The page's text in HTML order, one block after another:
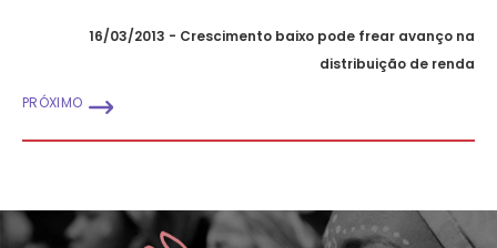
16/03/2013 - Crescimento baixo pode frear avanço na
distribuição de renda
PRÓXIMO